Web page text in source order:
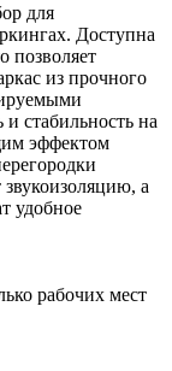
для
Доступна
позволяет
из прочного
стабильность на
эффектом
а
удобное
рабочих мест